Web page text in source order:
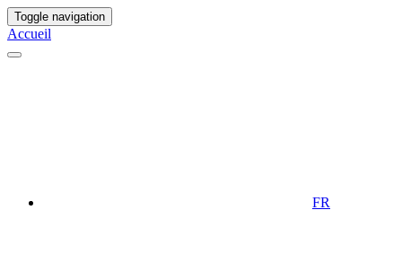
Toggle navigation
Accueil
FR